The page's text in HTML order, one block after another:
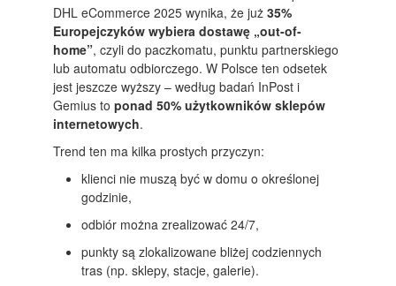
DHL eCommerce 2025 wynika, że już 35%
Europejczyków wybiera dostawę „out-of-
home”, czyli do paczkomatu, punktu partnerskiego
lub automatu odbiorczego. W Polsce ten odsetek
jest jeszcze wyższy – według badań InPost i
Gemius to ponad 50% użytkowników sklepów
internetowych.
Trend ten ma kilka prostych przyczyn:
klienci nie muszą być w domu o określonej
godzinie,
odbiór można zrealizować 24/7,
punkty są zlokalizowane bliżej codziennych
tras (np. sklepy, stacje, galerie).